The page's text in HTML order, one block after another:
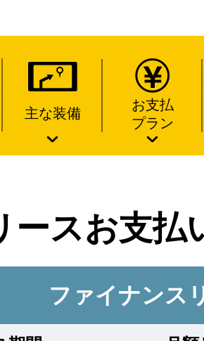
主な装備
お支払
プラン
ースお支払
ファイナンス